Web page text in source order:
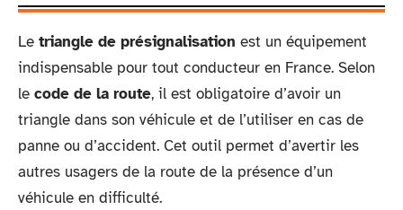
Le triangle de présignalisation est un équipement
indispensable pour tout conducteur en France. Selon
le code de la route, il est obligatoire d’avoir un
triangle dans son véhicule et de l’utiliser en cas de
panne ou d’accident. Cet outil permet d’avertir les
autres usagers de la route de la présence d’un
véhicule en difficulté.